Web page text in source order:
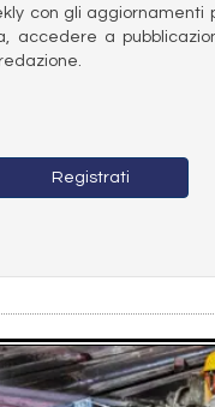
con gli aggiornamenti
accedere a
Registrati